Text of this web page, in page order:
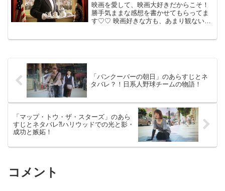
映画を愛して、映画大好きだからこそ！
勝手気ままな感想を書かせてもらってま
す♡♡ 映画好きな方も、あまり観ない方
「バンクーバーの朝日」のあらすじとネ
タバレ？！日系人野球チームの物語！
「マップ・トウ・ザ・スターズ」のあら
すじとネタバレ⁈ハリウッドでの光と影・
成功と嫉妬！
コメント